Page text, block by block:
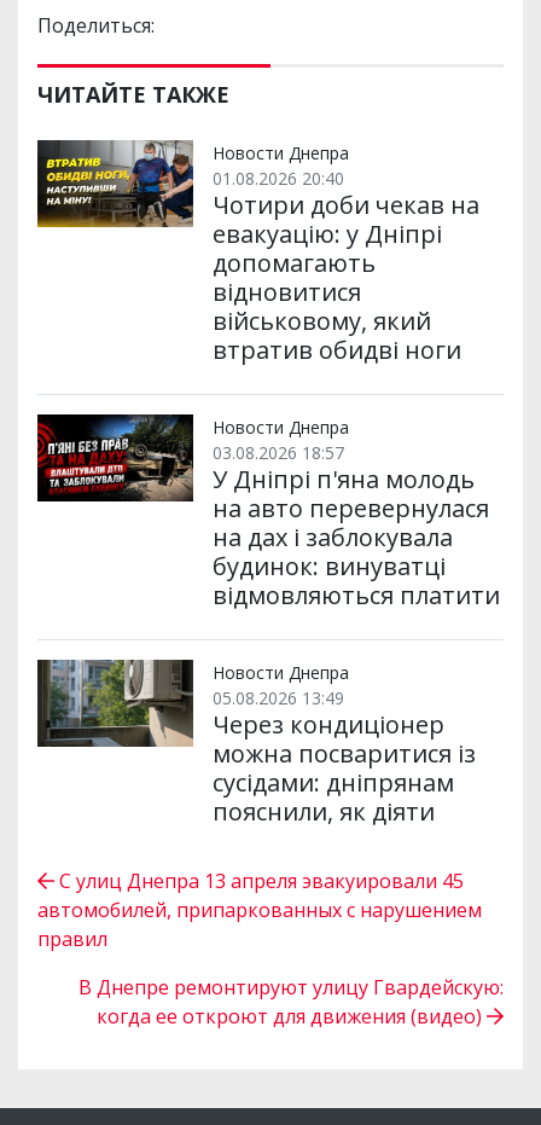
Поделиться:
ЧИТАЙТЕ ТАКЖЕ
Новости Днепра
01.08.2026 20:40
Чотири доби чекав на
евакуацію: у Дніпрі
допомагають
відновитися
військовому, який
втратив обидві ноги
Новости Днепра
03.08.2026 18:57
У Дніпрі п'яна молодь
на авто перевернулася
на дах і заблокувала
будинок: винуватці
відмовляються платити
Новости Днепра
05.08.2026 13:49
Через кондиціонер
можна посваритися із
сусідами: дніпрянам
пояснили, як діяти
С улиц Днепра 13 апреля эвакуировали 45
автомобилей, припаркованных с нарушением
правил
В Днепре ремонтируют улицу Гвардейскую:
когда ее откроют для движения (видео)